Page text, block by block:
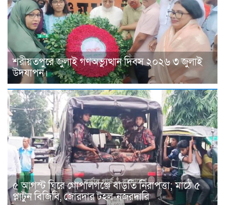
শরীয়তপুরে জুলাই গণঅভ্যুত্থান দিবস ২০২৬ ৩ জুলাই
উদযাপন।
৫ আগস্ট ঘিরে গোপালগঞ্জে বাড়তি নিরাপত্তা; মাঠে ৫
প্লাটুন বিজিবি, জোরদার টহল-নজরদারি